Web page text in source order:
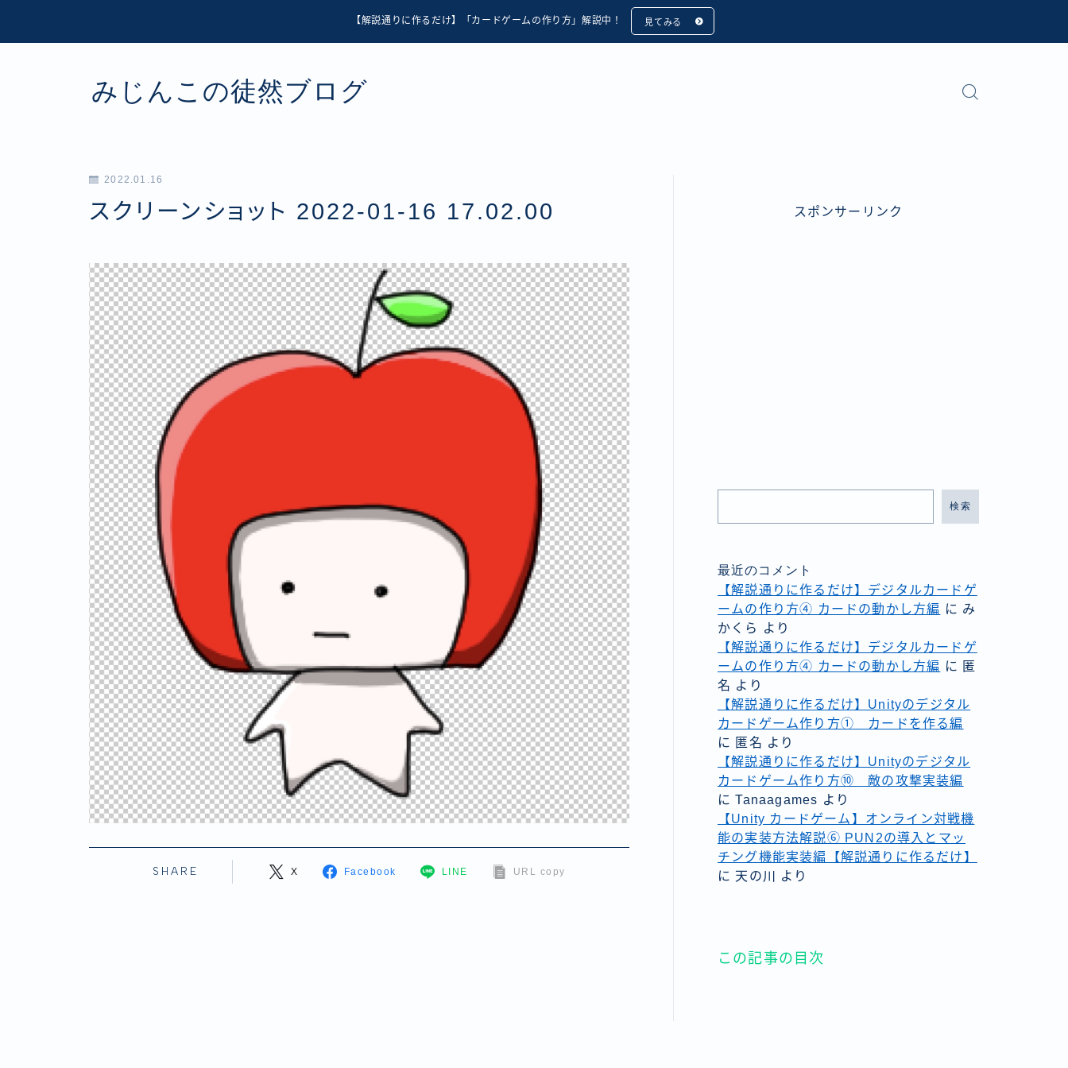
【解説通りに作るだけ】「カードゲームの作り方」解説中！ 見てみる
みじんこの徒然ブログ
2022.01.16
スクリーンショット 2022-01-16 17.02.00
SHARE X Facebook LINE URL copy
スポンサーリンク
検索
最近のコメント
【解説通りに作るだけ】デジタルカードゲ
ームの作り方④ カードの動かし方編 に み
かくら
より
【解説通りに作るだけ】デジタルカードゲ
ームの作り方④ カードの動かし方編 に 匿
名 より
【解説通りに作るだけ】Unityのデジタル
カードゲーム作り方① カードを作る編
に 匿名 より
【解説通りに作るだけ】Unityのデジタル
カードゲーム作り方⑩ 敵の攻撃実装編
にTanaagames より
【Unity カードゲーム】オンライン対戦機
能の実装方法解説⑥ PUN2の導入とマッ
チング機能実装編【解説通りに作るだけ】
に 天の川 より
この記事の目次